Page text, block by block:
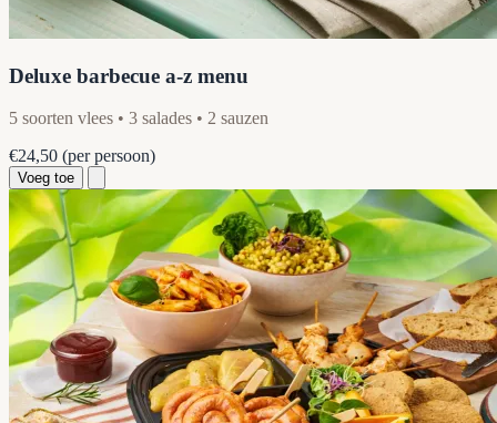
Deluxe barbecue a-z menu
5 soorten vlees • 3 salades • 2 sauzen
€24,50 (per persoon)
Voeg toe